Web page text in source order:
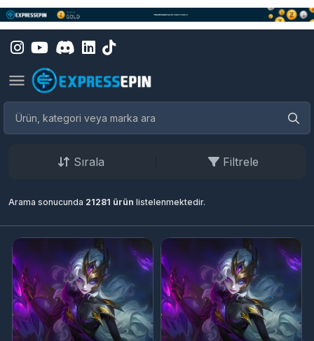
Sırala Filtrele
Arama sonucunda 21281 ürün listelenmektedir.